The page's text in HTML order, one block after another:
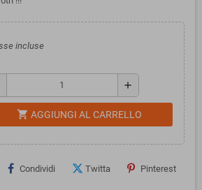
incluse
add
shopping_cart AGGIUNGI AL CARRELLO
Condividi Twitta Pinterest